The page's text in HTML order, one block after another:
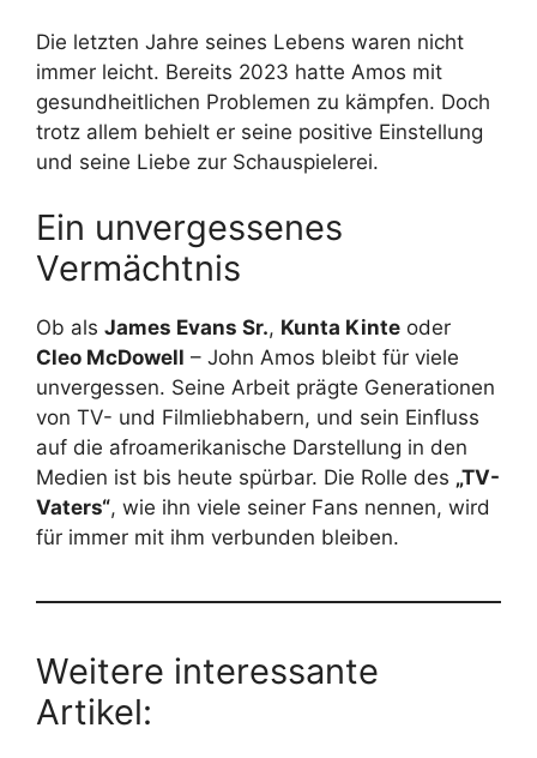
Die letzten Jahre seines Lebens waren nicht
immer leicht. Bereits 2023 hatte Amos mit
gesundheitlichen Problemen zu kämpfen. Doch
trotz allem behielt er seine positive Einstellung
und seine Liebe zur Schauspielerei.
Ein unvergessenes
Vermächtnis
Ob als James Evans Sr., Kunta Kinte oder
Cleo McDowell – John Amos bleibt für viele
unvergessen. Seine Arbeit prägte Generationen
von TV- und Filmliebhabern, und sein Einfluss
auf die afroamerikanische Darstellung in den
Medien ist bis heute spürbar. Die Rolle des „TV-
Vaters“, wie ihn viele seiner Fans nennen, wird
für immer mit ihm verbunden bleiben.
Weitere interessante
Artikel: